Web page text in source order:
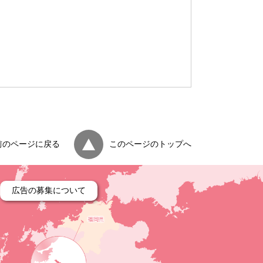
のページに戻る このページのトップへ
広告の募集について